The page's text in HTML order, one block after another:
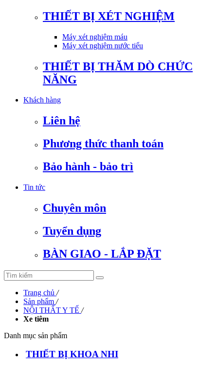
THIẾT BỊ XÉT NGHIỆM
Máy xét nghiệm máu
Máy xét nghiệm nước tiểu
THIẾT BỊ THĂM DÒ CHỨC
NĂNG
Khách hàng
Liên hệ
Phương thức thanh toán
Bảo hành - bảo trì
Tin tức
Chuyên môn
Tuyển dụng
BÀN GIAO - LẮP ĐẶT
Trang chủ /
Sản phẩm /
NỘI THẤT Y TẾ /
Xe tiêm
Danh mục sản phẩm
THIẾT BỊ KHOA NHI